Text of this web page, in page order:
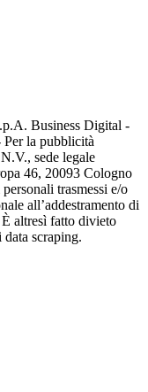
Business Digital -
la pubblicità
sede legale
46, 20093 Cologno
trasmessi e/o
all’addestramento di
altresì fatto divieto
scraping.